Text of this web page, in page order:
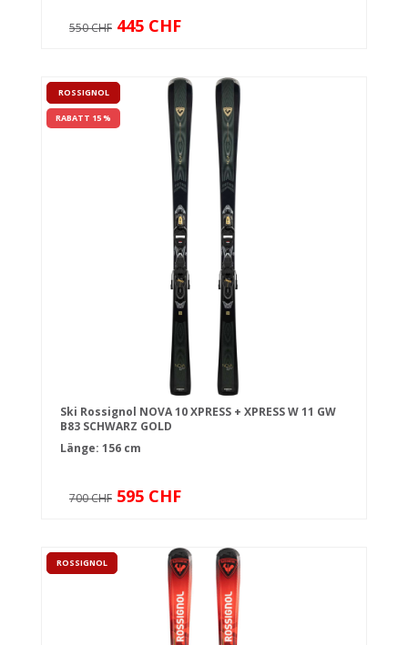
550 CHF 445 CHF
ROSSIGNOL
RABATT 15 %
Ski Rossignol NOVA 10 XPRESS + XPRESS W 11 GW
B83 SCHWARZ GOLD
Länge: 156 cm
700 CHF 595 CHF
ROSSIGNOL